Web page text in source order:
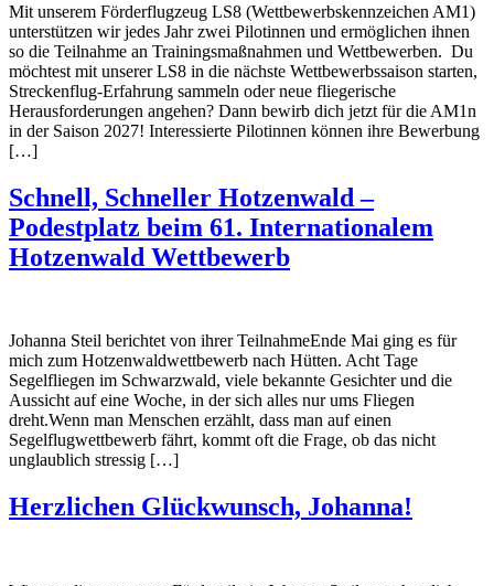
Mit unserem Förderflugzeug LS8 (Wettbewerbskennzeichen AM1)
unterstützen wir jedes Jahr zwei Pilotinnen und ermöglichen ihnen
so die Teilnahme an Trainingsmaßnahmen und Wettbewerben. Du
möchtest mit unserer LS8 in die nächste Wettbewerbssaison starten,
Streckenflug-Erfahrung sammeln oder neue fliegerische
Herausforderungen angehen? Dann bewirb dich jetzt für die AM1n
in der Saison 2027! Interessierte Pilotinnen können ihre Bewerbung
[…]
Schnell, Schneller Hotzenwald –
Podestplatz beim 61. Internationalem
Hotzenwald Wettbewerb
Johanna Steil berichtet von ihrer TeilnahmeEnde Mai ging es für
mich zum Hotzenwaldwettbewerb nach Hütten. Acht Tage
Segelfliegen im Schwarzwald, viele bekannte Gesichter und die
Aussicht auf eine Woche, in der sich alles nur ums Fliegen
dreht.Wenn man Menschen erzählt, dass man auf einen
Segelflugwettbewerb fährt, kommt oft die Frage, ob das nicht
unglaublich stressig […]
Herzlichen Glückwunsch, Johanna!